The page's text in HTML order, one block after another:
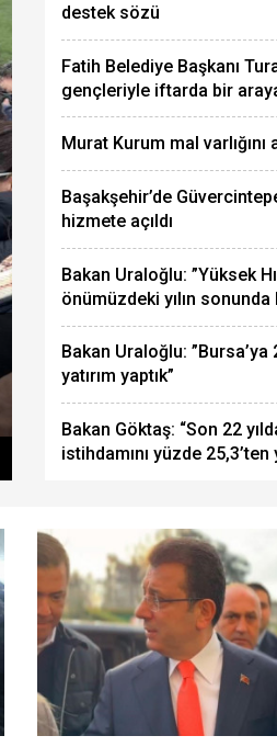
CHP’nin
seçiminde
destek sözü
Fatih Belediye Başkanı
gençleriyle iftarda bir
Murat Kurum mal varlığını
Başakşehir’de
hizmete açıldı
Bakan Uraloğlu: ”Yüksek
önümüzdeki yılın
hedefliyoruz”
Bakan Uraloğlu: ”Bursa’ya
yatırım yaptık”
Bakan Göktaş: “Son 22
istihdamını yüzde 25,3’ten